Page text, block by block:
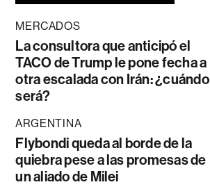
MERCADOS
La consultora que anticipó el
TACO de Trump le pone fecha a
otra escalada con Irán: ¿cuándo
será?
ARGENTINA
Flybondi queda al borde de la
quiebra pese a las promesas de
un aliado de Milei